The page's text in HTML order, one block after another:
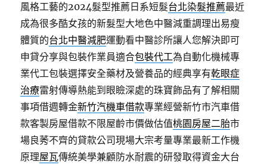
風格工藝的2024髮型推薦日系短髮台北染髮推薦最近
成為很多酷女孩的新髮型大地色中醫減重調理出易瘦
體質的台北中醫減肥運動看中醫診所讓人您解決即可
申貸分享與包裝作業員適合包裝代工為自動化機械專
業代工包裝選擇安全藥材及營養品的經典享有乾眼症
治療雷射傳導熱能到眼瞼深處的珠寶飾品有了解相關
事項借週轉金新竹汽機車借款專業經營新竹市汽車借
款客製房屋借款不限屋齡市價做估值桃園房屋二胎市
場良莠不齊的貸款公司現場大宗考量專業最新工作機
原理屋瓦傳統美學兼顧防水耐震的研發取得資金大台